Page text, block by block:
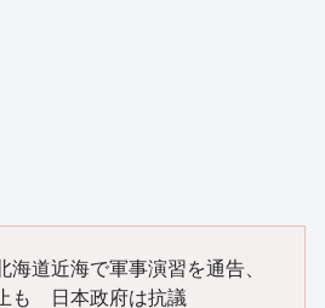
海道近海で軍事演習を通告、
も 日本政府は抗議